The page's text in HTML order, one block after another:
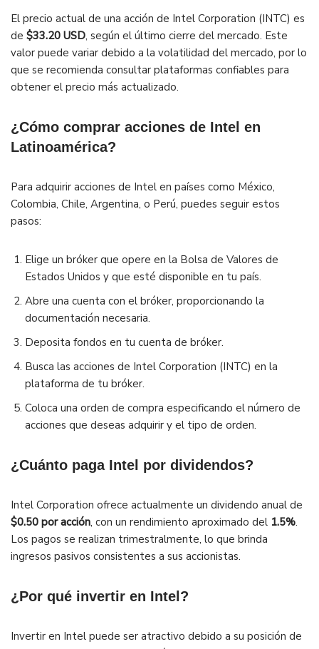
El precio actual de una acción de Intel Corporation (INTC) es
de $33.20 USD, según el último cierre del mercado. Este
valor puede variar debido a la volatilidad del mercado, por lo
que se recomienda consultar plataformas confiables para
obtener el precio más actualizado.
¿Cómo comprar acciones de Intel en
Latinoamérica?
Para adquirir acciones de Intel en países como México,
Colombia, Chile, Argentina, o Perú, puedes seguir estos
pasos:
Elige un bróker que opere en la Bolsa de Valores de
Estados Unidos y que esté disponible en tu país.
Abre una cuenta con el bróker, proporcionando la
documentación necesaria.
Deposita fondos en tu cuenta de bróker.
Busca las acciones de Intel Corporation (INTC) en la
plataforma de tu bróker.
Coloca una orden de compra especificando el número de
acciones que deseas adquirir y el tipo de orden.
¿Cuánto paga Intel por dividendos?
Intel Corporation ofrece actualmente un dividendo anual de
$0.50 por acción, con un rendimiento aproximado del 1.5%.
Los pagos se realizan trimestralmente, lo que brinda
ingresos pasivos consistentes a sus accionistas.
¿Por qué invertir en Intel?
Invertir en Intel puede ser atractivo debido a su posición de